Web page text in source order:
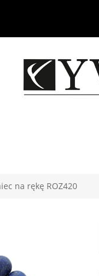
na rękę ROZ420